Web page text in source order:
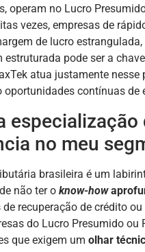
operam no Lucro
vezes, empresas de
de lucro
estruturada pode ser a
atua justamente
oportunidades contínuas
no meu
brasileira é um
não ter o know-how
recuperação de crédito
do Lucro Presumido ou
que exigem um olhar